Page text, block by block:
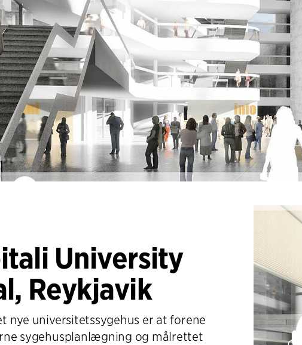
University
Reykjavik
nye universitetssygehus er at forene
sygehusplanlægning og målrettet